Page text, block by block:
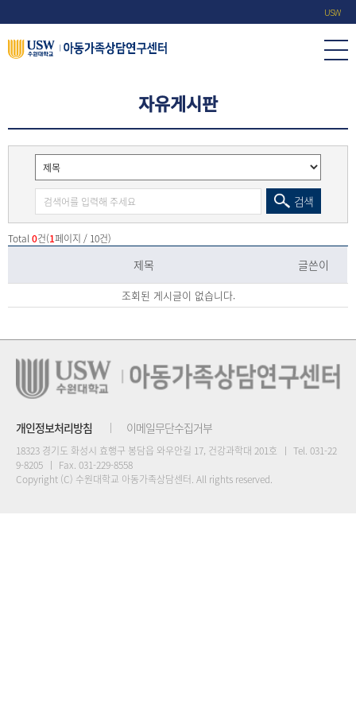
USW
자유게시판
검색
Total0건(1페이지 / 10건)
제목 글쓴이
조회된 게시글이 없습니다.
개인정보처리방침 이메일무단수집거부
18323 경기도 화성시 효행구 봉담읍 와우안길 17, 건강과학대 201호
Tel. 031-22
9-8205
Fax. 031-229-8558
Copyright (C) 수원대학교 아동가족상담센터. All rights reserved.